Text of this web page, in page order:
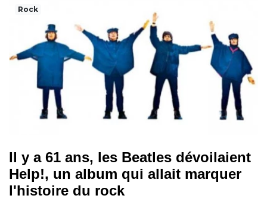
Rock
Il y a 61 ans, les Beatles dévoilaient
Help!, un album qui allait marquer
l'histoire du rock